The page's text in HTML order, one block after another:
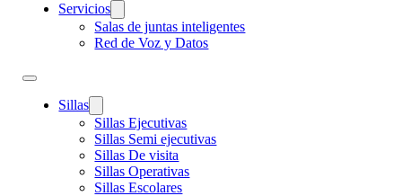
Servicios
Salas de juntas inteligentes
Red de Voz y Datos
Sillas
Sillas Ejecutivas
Sillas Semi ejecutivas
Sillas De visita
Sillas Operativas
Sillas Escolares